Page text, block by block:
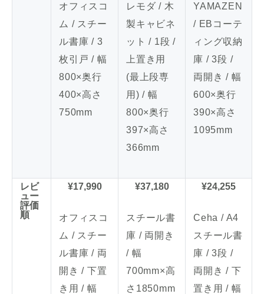
オフィスコ
ム / スチー
ル書庫 / 3
枚引戸 / 幅
800×奥行
400×高さ
750mm
レモダ / 木
製キャビネ
ット / 1段 /
上置き用
(最上段専
用) / 幅
800×奥行
397×高さ
366mm
YAMAZEN
/ EBコーテ
ィング収納
庫 / 3段 /
両開き / 幅
600×奥行
390×高さ
1095mm
レビ
ュー
評価
順
¥17,990
オフィスコ
ム / スチー
ル書庫 / 両
開き / 下置
き用 / 幅
¥37,180
スチール書
庫 / 両開き
/ 幅
700mm×高
さ1850mm
¥24,255
Ceha / A4
スチール書
庫 / 3段 /
両開き / 下
置き用 / 幅